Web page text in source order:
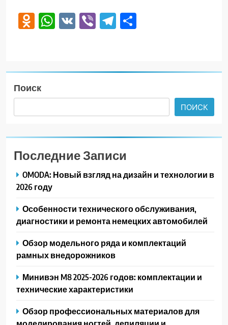
Odnoklassniki
WhatsApp
VK ViberTelegram
Поиск
ПОИСК
Последние Записи
OMODA: Новый взгляд на дизайн и технологии в
2026 году
Особенности технического обслуживания,
диагностики и ремонта немецких автомобилей
Обзор модельного ряда и комплектаций
рамных внедорожников
Минивэн M8 2025-2026 годов: комплектации и
технические характеристики
Обзор профессиональных материалов для